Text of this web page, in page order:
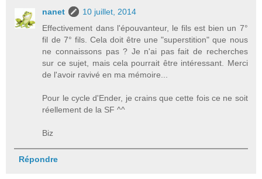
nanet
10 juillet, 2014
Effectivement dans l'épouvanteur, le fils est bien un 7°
fil de 7° fils. Cela doit être une "superstition" que nous
ne connaissons pas ? Je n'ai pas fait de recherches
sur ce sujet, mais cela pourrait être intéressant. Merci
de l'avoir ravivé en ma mémoire...
Pour le cycle d'Ender, je crains que cette fois ce ne soit
réellement de la SF ^^
Biz
Répondre